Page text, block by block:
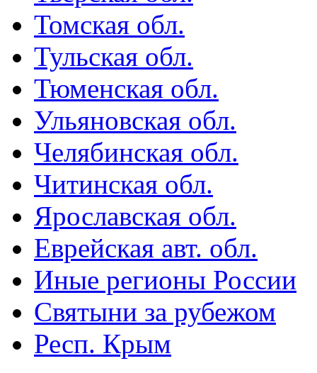
Томская обл.
Тульская обл.
Тюменская обл.
Ульяновская обл.
Челябинская обл.
Читинская обл.
Ярославская обл.
Еврейская авт. обл.
Иные регионы России
Святыни за рубежом
Респ. Крым